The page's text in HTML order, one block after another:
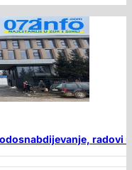
radovi